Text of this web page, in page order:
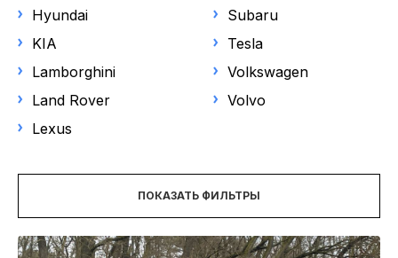
ОТЗЫВЫ
Hyundai
KIA
Lamborghini
Land Rover
Lexus
Subaru
Tesla
Volkswagen
Volvo
ПОКАЗАТЬ ФИЛЬТРЫ
Hyundai
Выберите модель
Цена
Год выпуска
от до